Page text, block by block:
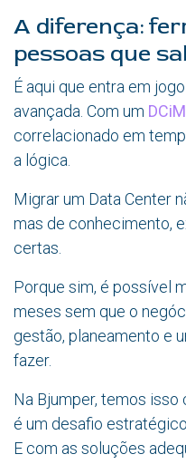
A diferença:
pessoas que
É aqui que entra em
avançada. Com um
correlacionado em
a lógica.
Migrar um Data Center
mas de conhecimento,
certas.
Porque sim, é possível
meses sem que o
gestão, planeamento e
fazer.
Na Bjumper, temos isso
é um desafio
E com as soluções